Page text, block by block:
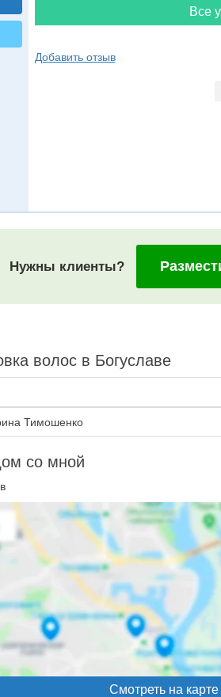
Все
Добавить отзыв
Нужны клиенты?
волос в Богуславе
Тимошенко
со мной
Смотреть на карте